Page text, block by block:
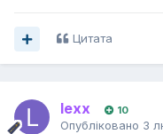
Цитата
lexx 10
Опубліковано 3